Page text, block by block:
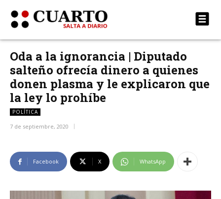
Oda a la ignorancia | Diputado
salteño ofrecía dinero a quienes
donen plasma y le explicaron que
la ley lo prohíbe
POLÍTICA
7 de septiembre, 2020
Facebook X WhatsApp